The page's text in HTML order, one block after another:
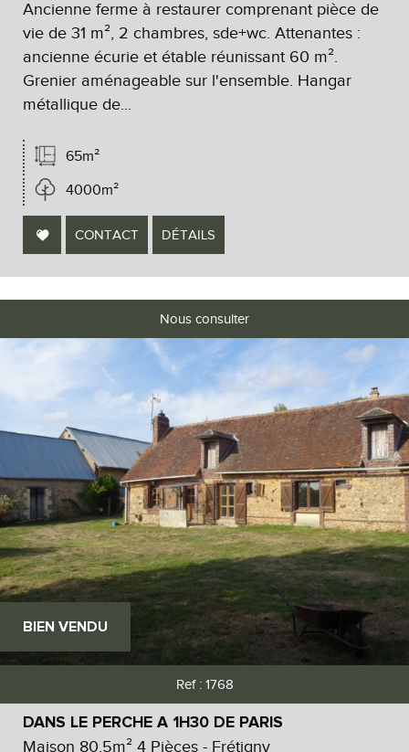
Ancienne ferme à restaurer comprenant pièce de
vie de 31 m², 2 chambres, sde+wc. Attenantes :
ancienne écurie et étable réunissant 60 m².
Grenier aménageable sur l'ensemble. Hangar
métallique de...
65m²
4000m²
CONTACT DÉTAILS
BIEN VENDU
Nous consulter
Ref : 1768
DANS LE PERCHE A 1H30 DE PARIS
Maison 80.5m² 4 Pièces - Frétigny